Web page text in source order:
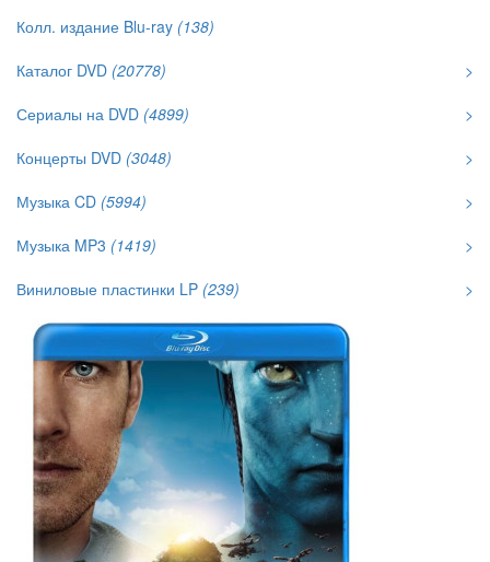
Колл. издание Blu-ray (138)
Каталог DVD (20778)
>
Сериалы на DVD (4899)
>
Концерты DVD (3048)
>
Музыка CD (5994)
>
Музыка MP3 (1419)
>
Виниловые пластинки LP (239) >